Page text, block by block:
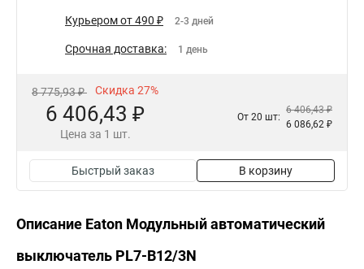
Курьером от 490 ₽ 2-3 дней
Срочная доставка: 1 день
8 775,93 ₽ Скидка 27%
6 406,43 ₽
Цена за 1 шт.
От 20 шт:
6 406,43 ₽
6 086,62 ₽
Быстрый заказ В корзину
Описание Eaton Модульный автоматический
выключатель PL7-B12/3N